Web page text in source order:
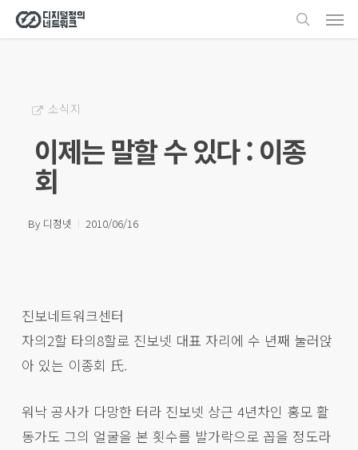
Skip
to
search
소식지
이제는 말할 수 있다 : 이종
회
By 디정넷 2010/06/16
진보네트워크센터
자의2할 타의8할로 진보넷 대표 자리에 수 년째 눌러앉
아 있는 이종회 氏.
워낙 공사가 다망한 터라 진보넷 상근 4년차인 홍모 활
동가도 그의 얼굴을 본 횟수를 발가락으로 꼽을 정도라